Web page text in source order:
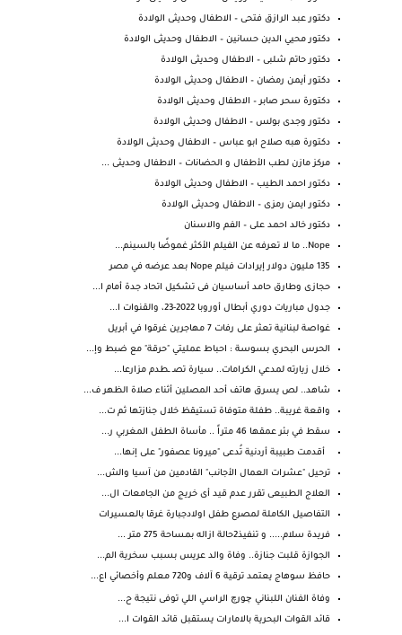
دكتور عبد الرازق فتحى – الاطفال وحديثى الولادة
دكتور محيي الدين حسانين – الاطفال وحديثى الولادة
دكتور حاتم شلبى – الاطفال وحديثى الولادة
دكتور أيمن رمضان – الاطفال وحديثى الولادة
دكتورة سحر صابر – الاطفال وحديثى الولادة
دكتور وجدى بولس – الاطفال وحديثى الولادة
دكتورة هبه صلاح ابو عباس – الاطفال وحديثى الولادة
مركز مازن لطب الأطفال و الحضانات – الاطفال وحديثى ...
دكتور احمد الطيب – الاطفال وحديثى الولادة
دكتور ايمن رمزى – الاطفال وحديثى الولادة
دكتور خالد احمد على – الفم والاسنان
Nope.. ما لا تعرفه عن الفيلم الأكثر غموضًا بالسينم...
135 مليون دولار إيرادات فيلم Nope بعد عرضه في مصر
حجازى وطارق حامد أساسيان فى تشكيل اتحاد جدة أمام ا...
جدول مباريات دوري أبطال أوروبا 2022-23، والقنوات ا...
غواصة لبنانية تعثر على رفات 7 مهاجرين غرقوا في أبريل
الحرس البحري بسوسة : احباط عمليتي "حرقة" مع ضبط وإ...
خلال زيارته لمدعي الكرامات.. سيارة تصـ ـطدم مزارعا...
شاهد.. لص يسرق هاتف أحد المصلين أثناء صلاة الظهر ف...
واقعة غريبة.. طفلة متوفاة تستيقظ خلال جنازتها ثم ت...
سقط في بئر عمقها 46 متراً .. مأساة الطفل المغربي ر...
أقدمت طبيبة أردنية تُدعى "ميرونا عصفور" على إنها...
ترحيل "عشرات العمال الأجانب" القادمين من آسيا والش...
العلاج الطبيعى تقرر عدم قيد أى خريج من الجامعات ال...
التفاصيل الكاملة لمصرع طفل اولادجبارة غرقا بالعسيرات
فريدة سلام..... و تنفيذ2حالة ازاله بمساحة 275 متر ...
الجوازة قلبت جنازة.. وفاة والد عريس بسبب سخرية الم...
حافظ سوهاج يعتمد ترقية 6 آلاف و720 معلم وأخصائي اع...
وفاة الفنان اللبناني چورچ الراسي اللي توفى نتيجة ح...
قائد القوات البحرية بالامارات يستقبل قائد القوات ا...